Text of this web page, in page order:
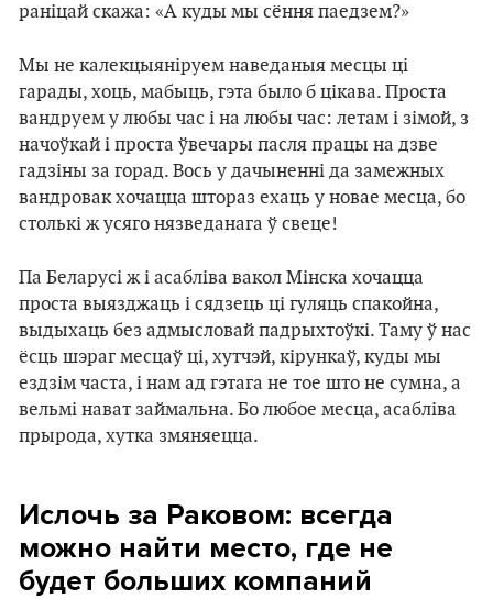
раніцай скажа: «А куды мы сёння паедзем?»
Мы не калекцыяніруем наведаныя месцы ці
гарады, хоць, мабыць, гэта было б цікава. Проста
вандруем у любы час і на любы час: летам і зімой, з
начоўкай і проста ўвечары пасля працы на дзве
гадзіны за горад. Вось у дачыненні да замежных
вандровак хочацца штораз ехаць у новае месца, бо
столькі ж усяго нязведанага ў свеце!
Па Беларусі ж і асабліва вакол Мінска хочацца
проста выязджаць і сядзець ці гуляць спакойна,
выдыхаць без адмысловай падрыхтоўкі. Таму ў нас
ёсць шэраг месцаў ці, хутчэй, кірункаў, куды мы
ездзім часта, і нам ад гэтага не тое што не сумна, а
вельмі нават займальна. Бо любое месца, асабліва
прырода, хутка змяняецца.
Ислочь за Раковом: всегда
можно найти место, где не
будет больших компаний